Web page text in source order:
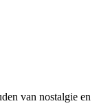
van nostalgie en